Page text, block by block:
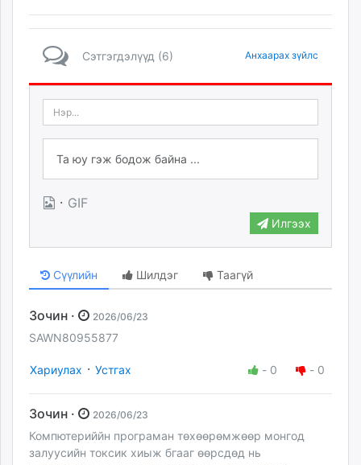
Сэтгэгдэлүүд (6) Анхаарах зүйлс
· GIF
Илгээх
Сүүлийн Шилдэг Таагүй
Зочин · 2026/06/23
SAWN80955877
Хариулах · Устгах - 0 - 0
Зочин · 2026/06/23
Компютериййн програман төхөөрөмжөөр монгод
залуусийн токсик хиыж бгааг өөрсдөд нь